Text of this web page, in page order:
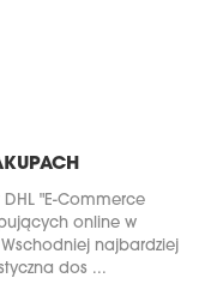
"E-Commerce
online w
najbardziej
dos ...